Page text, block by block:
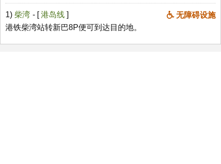
1) 柴湾 无障碍设施
- [港岛线 ]
港铁柴湾站转新巴8P便可到达目的地。